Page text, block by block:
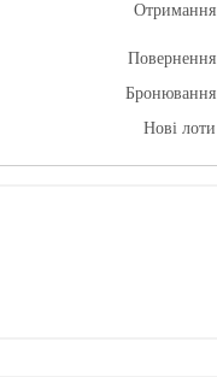
Отримання
Повернення
Бронювання
Нові лоти